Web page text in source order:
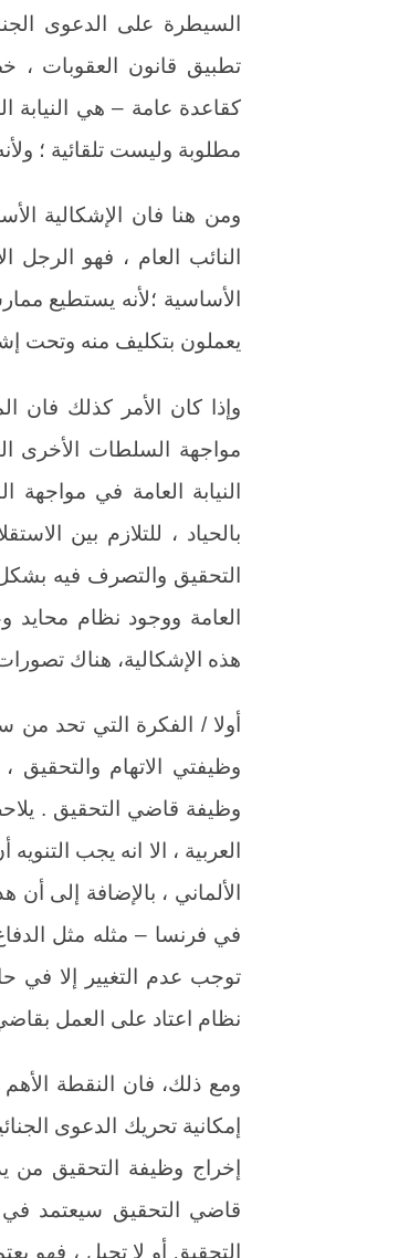
السيطرة على الدعوى
تطبيق قانون العقوبات
كقاعدة عامة – هي النيابة
مطلوبة وليست تلقائية ؛
ومن هنا فان الإشكالية
النائب العام ، فهو الرجل
الأساسية ؛لأنه يستطيع
يعملون بتكليف منه وتحت
وإذا كان الأمر كذلك فان
مواجهة السلطات الأخرى
النيابة العامة في مواجهة
بالحياد ، للتلازم بين
التحقيق والتصرف فيه
العامة ووجود نظام محايد
هذه الإشكالية، هناك
أولا / الفكرة التي تحد من
وظيفتي الاتهام والتحقيق
وظيفة قاضي التحقيق .
العربية ، الا انه يجب
الألماني ، بالإضافة إلى
في فرنسا – مثله مثل
توجب عدم التغيير إلا في
نظام اعتاد على العمل بقاضي
ومع ذلك، فان النقطة
إمكانية تحريك الدعوى
إخراج وظيفة التحقيق من يد
قاضي التحقيق سيعتمد في
التحقيق أو لا تحيل ، فهو